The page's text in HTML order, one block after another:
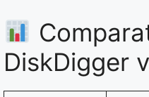
DiskDigger